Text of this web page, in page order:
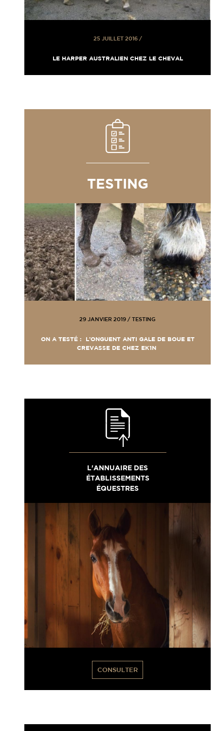
25 JUILLET 2016/
LE HARPER AUSTRALIEN CHEZ LE CHEVAL
TESTING
29 JANVIER 2019 / TESTING
ON A TESTÉ : L’ONGUENT ANTI GALE DE BOUE ET
CREVASSE DE CHEZ EK1N
L'ANNUAIRE DES
ÉTABLISSEMENTS
ÉQUESTRES
CONSULTER